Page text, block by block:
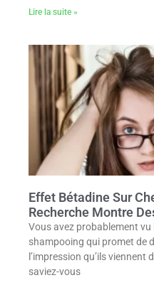
Lire la suite »
Effet Bétadine Sur
Recherche Montre
Vous avez probablement
shampooing qui promet de
l’impression qu’ils viennent
saviez-vous